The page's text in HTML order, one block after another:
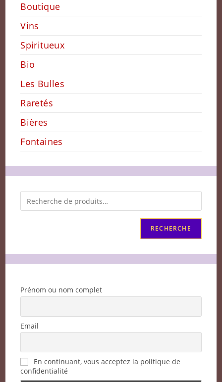
Boutique
Vins
Spiritueux
Bio
Les Bulles
Raretés
Bières
Fontaines
RECHERCHE
Prénom ou nom complet
Email
En continuant, vous acceptez la politique de
confidentialité